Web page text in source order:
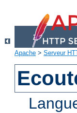
Apache > Serveur